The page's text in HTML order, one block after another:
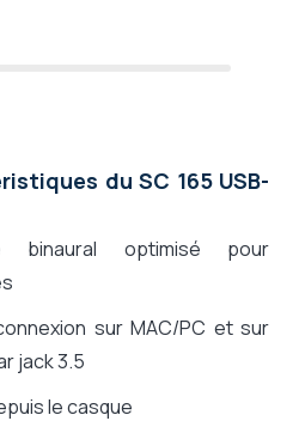
du SC 165 USB-
binaural optimisé pour
sur MAC/PC et sur
jack 3.5
le casque